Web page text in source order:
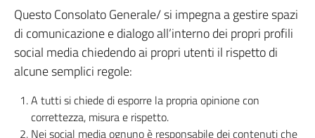
Questo Consolato Generale/ si impegna a gestire spazi
di comunicazione e dialogo all’interno dei propri profili
social media chiedendo ai propri utenti il rispetto di
alcune semplici regole:
A tutti si chiede di esporre la propria opinione con
correttezza, misura e rispetto.
Nei social media ognuno è responsabile dei contenuti che